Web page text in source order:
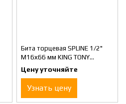
Бита торцевая SPLINE 1/2"
М16х66 мм KING TONY
(402B16)
Цену уточняйте
Узнать цену